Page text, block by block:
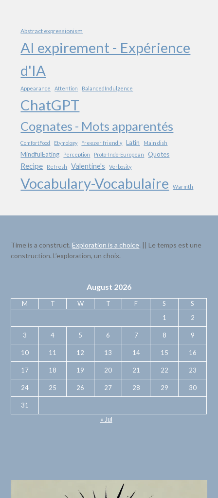
Abstract expressionism
AI expirement - Expérience
d'IA
Appearance Attention BalancedIndulgence
ChatGPT
Cognates - Mots apparentés
ComfortFood Etymology Freezer friendly Latin Main dish
MindfulEating Perception Proto-Indo-European Quotes
Recipe Refresh Valentine's Verbosity
Vocabulary-Vocabulaire Warmth
Time is a construct.Exploration is a choice. || Le temps est une
construction. L’exploration, un choix.
August 2026
M T W T F S
S
1
2
3 4 5 6 7 8 9
10 11 12 13 14 15 16
17 18 19 20 21 22 23
24 25 26 27 28 29 30
31
« Jul